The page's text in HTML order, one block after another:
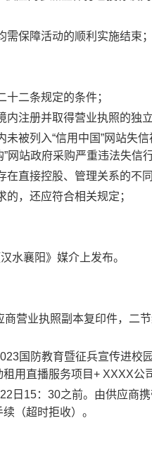
保障活动的顺利实施结束；
二条规定的条件；
注册并取得营业执照的独
被列入“信用中国”网站失
网站政府采购严重违法失信
直接控股、管理关系的不
，还应符合相关规定；
水襄阳》媒介上发布。
营业执照副本复印件，二
国防教育暨征兵宣传进校
用直播服务项目+ XXXX公
日15：30之前。由供应商
（超时拒收）。